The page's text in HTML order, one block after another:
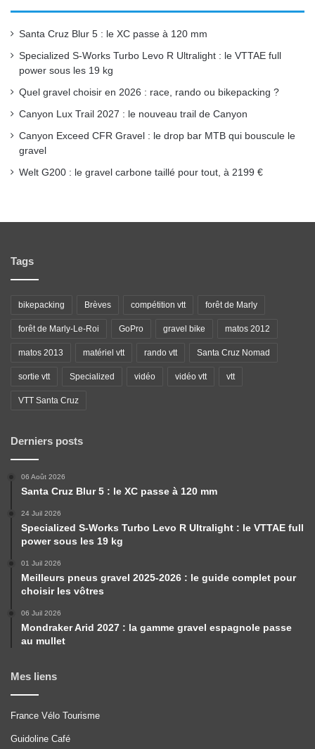
o
e
r
Santa Cruz Blur 5 : le XC passe à 120 mm
Specialized S-Works Turbo Levo R Ultralight : le VTTAE full
power sous les 19 kg
Quel gravel choisir en 2026 : race, rando ou bikepacking ?
Canyon Lux Trail 2027 : le nouveau trail de Canyon
Canyon Exceed CFR Gravel : le drop bar MTB qui bouscule le
gravel
Welt G200 : le gravel carbone taillé pour tout, à 2199 €
Tags
bikepacking Brèves compétition vtt forêt de Marly
forêt de Marly-Le-Roi GoPro gravel bike matos 2012
matos 2013 matériel vtt rando vtt Santa Cruz Nomad
sortie vtt Specialized vidéo vidéo vtt vtt
VTT Santa Cruz
Derniers posts
06 Août 2026
Santa Cruz Blur 5 : le XC passe à 120 mm
24 Juil 2026
Specialized S-Works Turbo Levo R Ultralight : le VTTAE full
power sous les 19 kg
01 Juil 2026
Meilleurs pneus gravel 2025-2026 : le guide complet pour
choisir les vôtres
06 Juil 2026
Mondraker Arid 2027 : la gamme gravel espagnole passe
au mullet
Mes liens
France Vélo Tourisme
Guidoline Café